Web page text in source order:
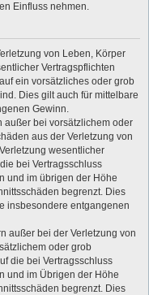
Einfluss nehmen.
von Leben, Körper
Vertragspflichten
ein vorsätzliches oder grob
Dies gilt auch für mittelbare
Gewinn.
außer bei vorsätzlichem oder
aus der Verletzung von
wesentlicher
bei Vertragsschluss
und im übrigen der Höhe
begrenzt. Dies
insbesondere entgangenen
außer bei der Verletzung von
oder grob
die bei Vertragsschluss
und im Übrigen der Höhe
begrenzt. Dies